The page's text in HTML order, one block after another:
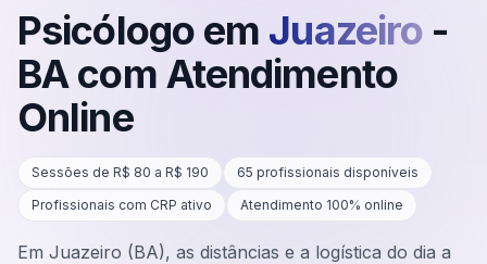
Psicólogo em Juazeiro -
BAcom Atendimento
Online
Sessões de R$ 80 a R$ 190 65 profissionais disponíveis
Profissionais com CRP ativo
Atendimento 100% online
Em Juazeiro (BA), as distâncias e a logística do dia a